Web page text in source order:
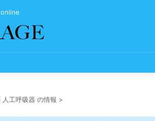
online
工呼吸器 の情報 >